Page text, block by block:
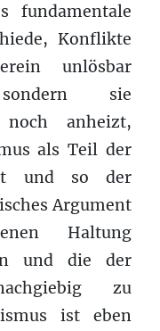
fundamentale
Konflikte
unlösbar
sie
noch anheizt,
als Teil der
und so der
Argument
Haltung
und die der
zu
ist eben